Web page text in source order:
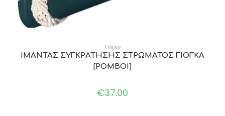
ADD TO CART
Γιόγκα
ΙΜΑΝΤΑΣ ΣΥΓΚΡΑΤΗΣΗΣ ΣΤΡΩΜΑΤΟΣ ΓΙΟΓΚΑ
[ΡΟΜΒΟΙ]
€37.00